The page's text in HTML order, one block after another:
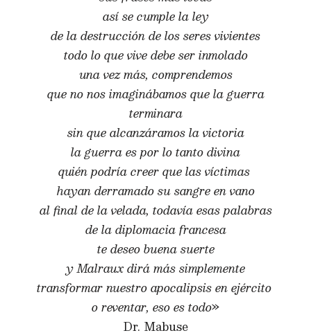
así se cumple la ley
de la destrucción de los seres vivientes
todo lo que vive debe ser inmolado
una vez más, comprendemos
que no nos imaginábamos que la guerra
terminara
sin que alcanzáramos la victoria
la guerra es por lo tanto divina
quién podría creer que las víctimas
hayan derramado su sangre en vano
al final de la velada, todavía esas palabras
de la diplomacia francesa
te deseo buena suerte
y Malraux dirá más simplemente
transformar nuestro apocalipsis en ejército
o reventar, eso es todo»
Dr. Mabuse